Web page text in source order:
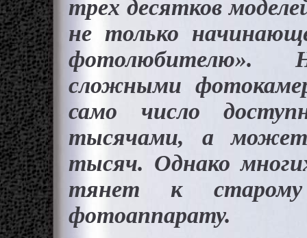
трех десятков
не только
фотолюбителю».
сложными
само число
тысячами, а
тысяч. Однако
тянет к старому
фотоаппарату.